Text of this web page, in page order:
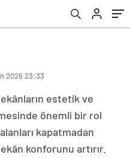
2026 23:33
estetik ve
önemli bir rol
kapatmadan
konforunu artırır.